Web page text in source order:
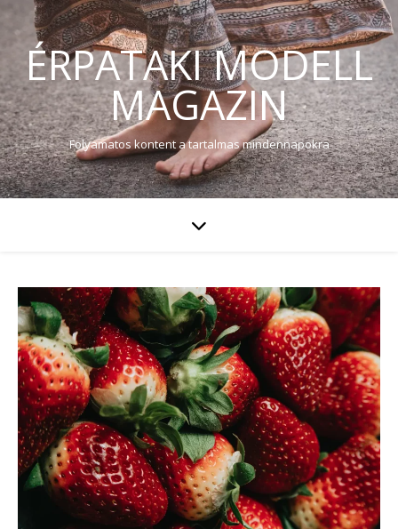
ÉRPATAKI MODELL
MAGAZIN
Folyamatos kontent a tartalmas mindennapokra